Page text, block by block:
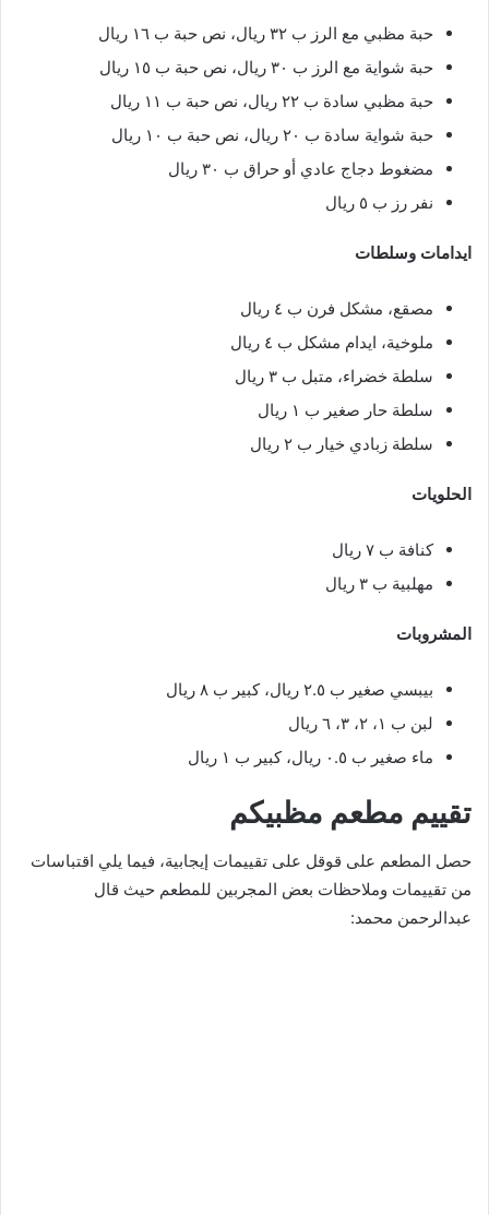
حبة مظبي مع الرز ب ٣٢ ريال، نص حبة ب ١٦ ريال
حبة شواية مع الرز ب ٣٠ ريال، نص حبة ب ١٥ ريال
حبة مظبي سادة ب ٢٢ ريال، نص حبة ب ١١ ريال
حبة شواية سادة ب ٢٠ ريال، نص حبة ب ١٠ ريال
مضغوط دجاج عادي أو حراق ب ٣٠ ريال
نفر رز ب ٥ ريال
ايدامات وسلطات
مصقع، مشكل فرن ب ٤ ريال
ملوخية، ايدام مشكل ب ٤ ريال
سلطة خضراء، متبل ب ٣ ريال
سلطة حار صغير ب ١ ريال
سلطة زبادي خيار ب ٢ ريال
الحلويات
كنافة ب ٧ ريال
مهلبية ب ٣ ريال
المشروبات
بيبسي صغير ب ٢.٥ ريال، كبير ب ٨ ريال
لبن ب ١، ٢، ٣، ٦ ريال
ماء صغير ب ٠.٥ ريال، كبير ب ١ ريال
تقييم مطعم مظبيكم
حصل المطعم على قوقل على تقييمات إيجابية، فيما يلي اقتباسات
من تقييمات وملاحظات بعض المجربين للمطعم حيث قال
عبدالرحمن محمد: